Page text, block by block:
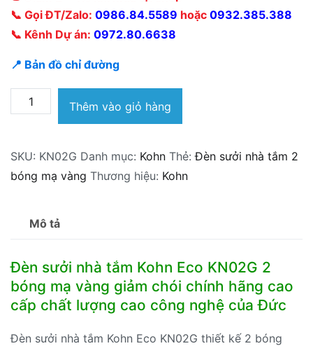
📞 Gọi ĐT/Zalo: 0986.84.5589 hoặc 0932.385.388
📞 Kênh Dự án: 0972.80.6638
📍 Bản đồ chỉ đường
Đèn
sưởi
tắm
Kohn
KN02G
mạ
vàng
số
lượng
Thêm vào giỏ hàng
SKU: KN02G Danh mục: Kohn Thẻ:Đèn sưởi nhà tắm 2
bóng mạ vàng Thương hiệu: Kohn
Mô tả
Đèn sưởi nhà tắm Kohn Eco KN02G 2
bóng mạ vàng giảm chói chính hãng cao
cấp chất lượng cao công nghệ của Đức
Đèn sưởi nhà tắm Kohn Eco KN02G thiết kế 2 bóng